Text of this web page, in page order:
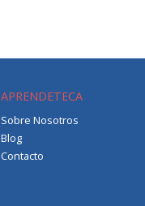
APRENDETECA
Sobre Nosotros
Blog
Contacto